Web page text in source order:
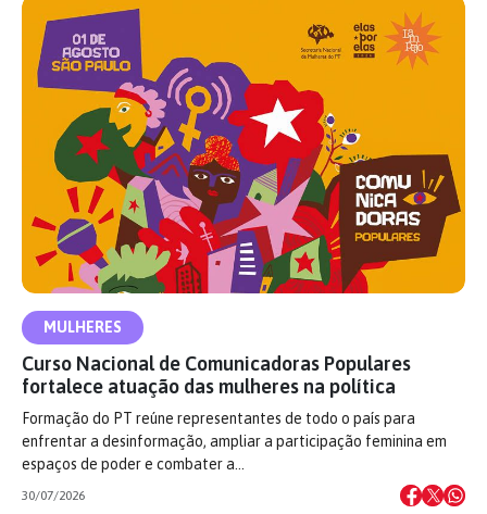
MULHERES
Curso Nacional de Comunicadoras Populares
fortalece atuação das mulheres na política
Formação do PT reúne representantes de todo o país para
enfrentar a desinformação, ampliar a participação feminina em
espaços de poder e combater a…
30/07/2026